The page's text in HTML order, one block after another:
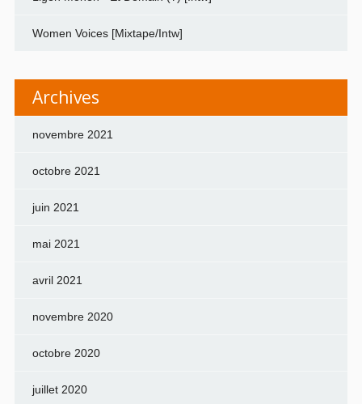
Women Voices [Mixtape/Intw]
Archives
novembre 2021
octobre 2021
juin 2021
mai 2021
avril 2021
novembre 2020
octobre 2020
juillet 2020